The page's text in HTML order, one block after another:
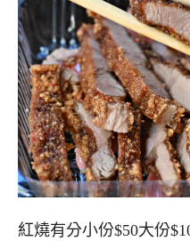
紅燒有分小份$50大份